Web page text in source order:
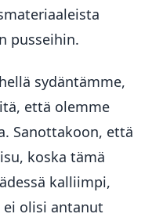
pusseihin.
sydäntämme,
että olemme
Sanottakoon, että
koska tämä
kalliimpi,
olisi antanut